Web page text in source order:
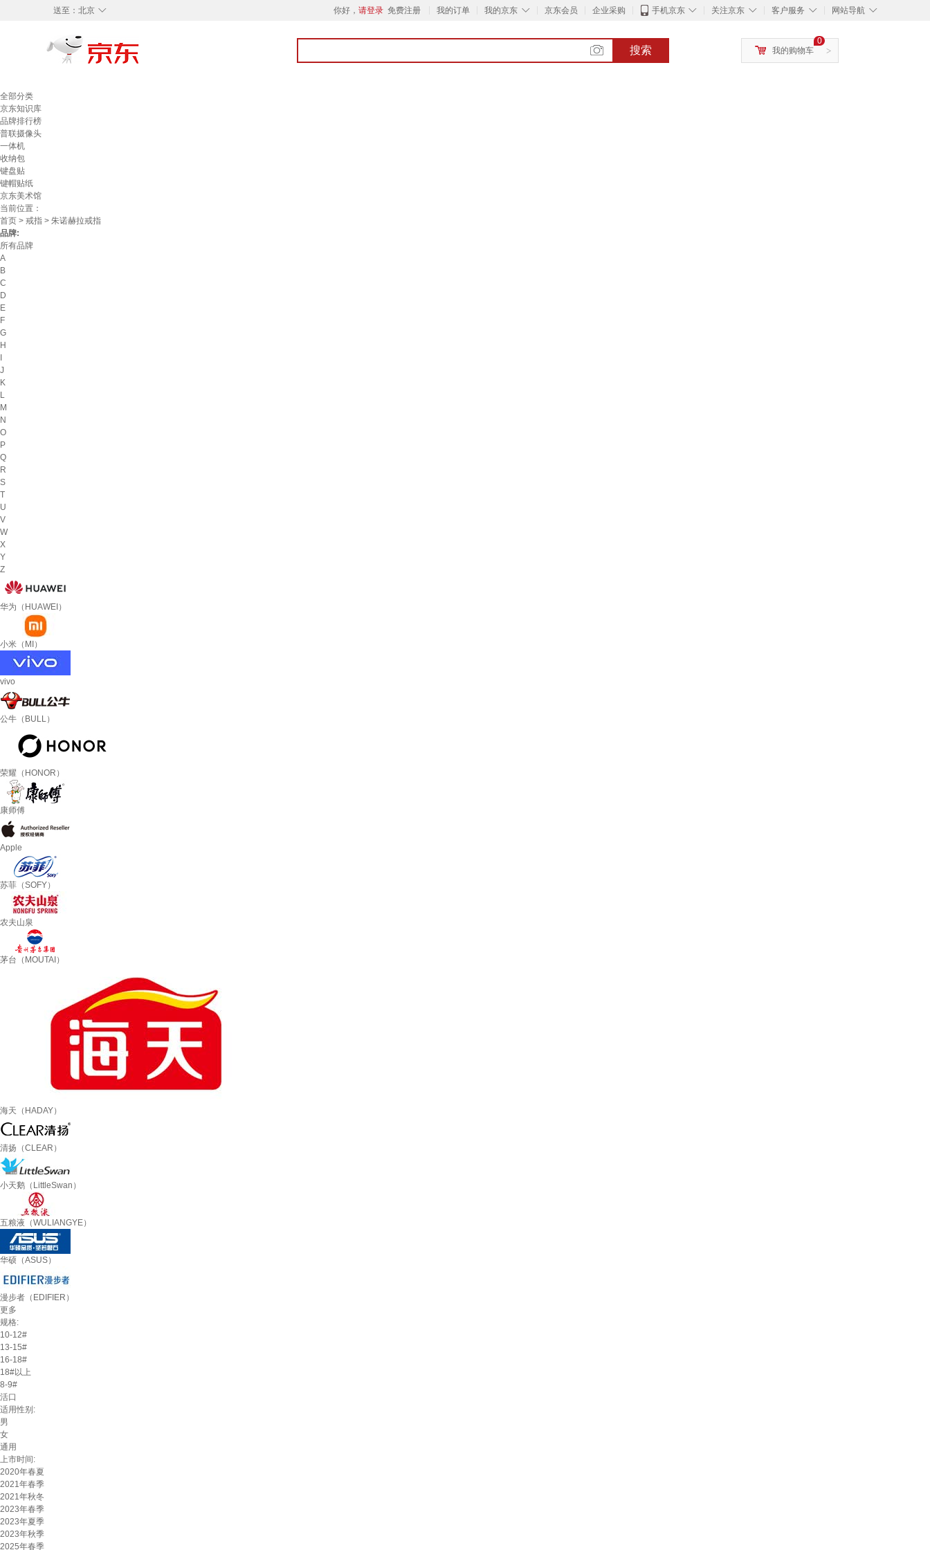
◇
送至： 北京 你好， 请登录 免费注册 我的订单 ◇
我的京东 京东会员 企业采购 ◇
手机京东 ◇
关注京东 ◇
客户服务 ◇
网站导航
搜索 >
0
我的购物车
全部分类
京东知识库
品牌排行榜
普联摄像头
一体机
收纳包
键盘贴
键帽贴纸
京东美术馆
当前位置：
首页 > 戒指 > 朱诺赫拉戒指
品牌:
所有品牌
A
B
C
D
E
F
G
H
J
K
L
M
N
O
P
Q
R
S
T
U
V
W
X
Y
Z
华为（HUAWEI）
小米（MI）
vivo
公牛（BULL）
荣耀（HONOR）
康师傅
Apple
苏菲（SOFY）
农夫山泉
茅台（MOUTAI）
海天（HADAY）
清扬（CLEAR）
小天鹅（LittleSwan）
五粮液（WULIANGYE）
华硕（ASUS）
漫步者（EDIFIER）
更多
规格:
10-12#
13-15#
16-18#
18#以上
8-9#
活口
适用性别:
男
女
通用
上市时间:
2020年春夏
2021年春季
2021年秋冬
2023年春季
2023年夏季
2023年秋季
2025年春季